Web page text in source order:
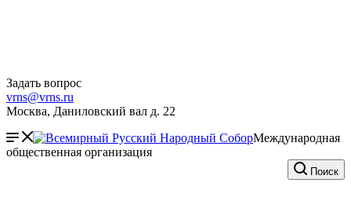
Задать вопрос
vrns@vrns.ru
Москва, Даниловский вал д. 22
Международная
общественная организация
Поиск